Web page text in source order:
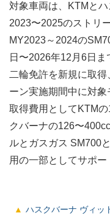
対象車両は、KTMと
2023〜2025のストリ
MY2023～2024の
日〜2026年12月6日
二輪免許を新規に取
ーン実施期間中に対
取得費用としてKTM
クバーナの126〜
ルとガスガス SM700
用の一部としてサポー
ハスクバーナ ヴィッ